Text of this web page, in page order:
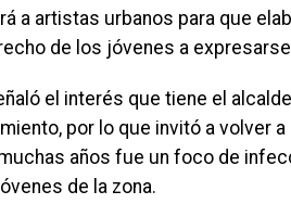
a artistas urbanos para que
de los jóvenes a
el interés que tiene el
por lo que invitó a volver
años fue un foco de
de la zona.